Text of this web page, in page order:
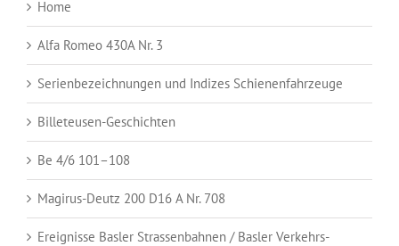
Home
Alfa Romeo 430A Nr. 3
Serienbezeichnungen und Indizes Schienenfahrzeuge
Billeteusen-Geschichten
Be 4/6 101–108
Magirus-Deutz 200 D16 A Nr. 708
Ereignisse Basler Strassenbahnen / Basler Verkehrs-